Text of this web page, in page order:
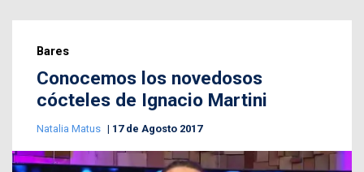
Bares
Conocemos los novedosos
cócteles de Ignacio Martini
Natalia Matus 17 de Agosto 2017